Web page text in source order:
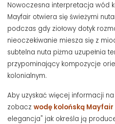
Nowoczesna interpretacja wód
Mayfair otwiera się świeżymi
podczas gdy ziołowy dotyk
nieoczekiwanie miesza się z
subtelna nuta piżma uzupełnia
przypominający kompozycje
kolonialnym.
Aby uzyskać więcej informacji
zobacz wodę kolońską
elegancja" jak określa ją